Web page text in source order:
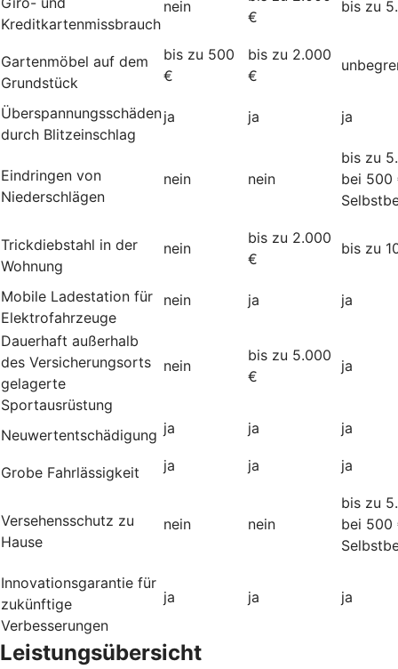
Kreditkartenmissbrauch
nein
€
bis zu
Gartenmöbel auf dem
Grundstück
bis zu 500
€
bis zu 2.000
€
Überspannungsschäden
durch Blitzeinschlag
ja ja ja
Eindringen von
Niederschlägen
nein nein
bis zu
bei 500
Trickdiebstahl in der
Wohnung
nein
bis zu 2.000
€
bis zu
Mobile Ladestation für
Elektrofahrzeuge
nein ja ja
Dauerhaft außerhalb
des Versicherungsorts
gelagerte
Sportausrüstung
nein
bis zu 5.000
€
ja
Neuwertentschädigung ja ja ja
Grobe Fahrlässigkeit ja ja ja
Versehensschutz zu
Hause
nein nein
bis zu
bei 500
Innovationsgarantie für
zukünftige
Verbesserungen
ja ja ja
Leistungsübersicht